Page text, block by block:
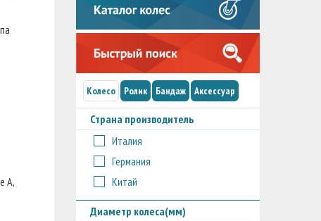
A,
Колесо Ролик Бандаж Аксессуар
Страна производитель
Италия
Германия
Китай
Диаметр колеса(мм)